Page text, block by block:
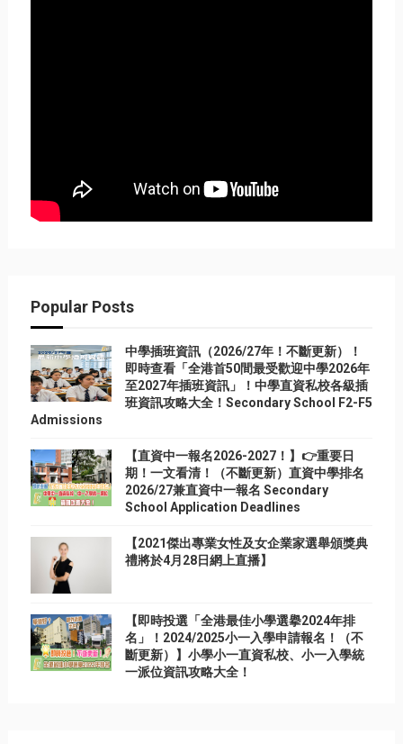
Popular Posts
中學插班資訊（2026/27年！不斷更新）！
即時查看「全港首50間最受歡迎中學2026年
至2027年插班資訊」！中學直資私校各級插
班資訊攻略大全！Secondary School F2-F5
Admissions
【直資中一報名2026-2027！】👉重要日
期！一文看清！（不斷更新）直資中學排名
2026/27兼直資中一報名 Secondary
School Application Deadlines
【2021傑出專業女性及女企業家選舉頒獎典
禮將於4月28日網上直播】
【即時投選「全港最佳小學選擧2024年排
名」！2024/2025小一入學申請報名！（不
斷更新）】小學小一直資私校、小一入學統
一派位資訊攻略大全！